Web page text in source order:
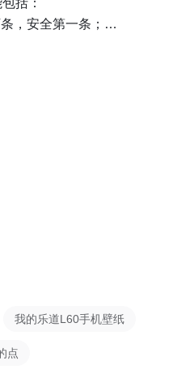
括：
，安全第一条；
热 1 档；
我的乐道L60手机壁纸
点